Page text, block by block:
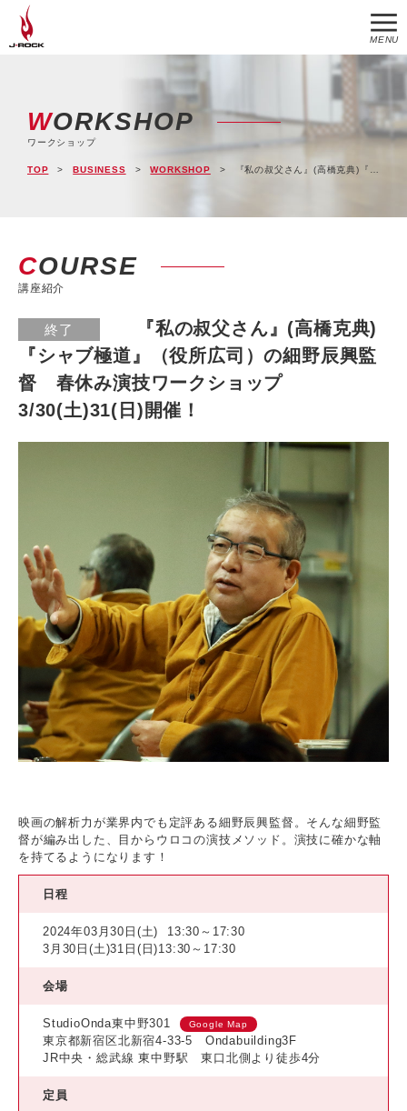
MENU
WORKSHOP
ワークショップ
TOP BUSINESS WORKSHOP 『私の叔父さん』(高橋克典)『シャブ極道』（役所広司）の細野辰興監督 春休み演技ワークショップ 3/30(土)31(日)開催！
COURSE
講座紹介
終了
『私の叔父さん』(高橋克典)
『シャブ極道』（役所広司）の細野辰興監
督 春休み演技ワークショップ
3/30(土)31(日)開催！
映画の解析力が業界内でも定評ある細野辰興監督。そんな細野監
督が編み出した、目からウロコの演技メソッド。演技に確かな軸
を持てるようになります！
日程
2024年03月30日(土)
13:30～17:30
3月30日(土)31日(日)13:30～17:30
会場
StudioOnda東中野301 Google Map
東京都新宿区北新宿4-33-5 Ondabuilding3F
JR中央・総武線 東中野駅 東口北側より徒歩4分
定員